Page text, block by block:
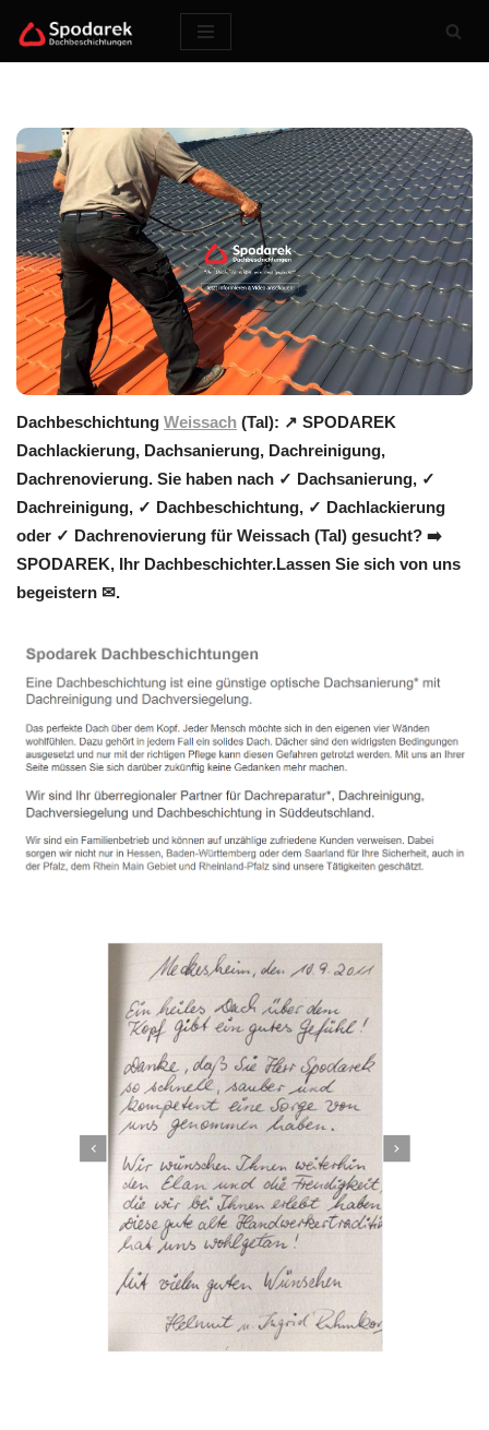
Zum
Dachbeschichtung Weissach (Tal): ↗️ SPODAREK
Dachlackierung, Dachsanierung, Dachreinigung,
Dachrenovierung. Sie haben nach ✓ Dachsanierung, ✓
Dachreinigung, ✓ Dachbeschichtung, ✓ Dachlackierung
oder ✓ Dachrenovierung für Weissach (Tal) gesucht? ➡️
SPODAREK, Ihr Dachbeschichter.Lassen Sie sich von uns
begeistern ✉.